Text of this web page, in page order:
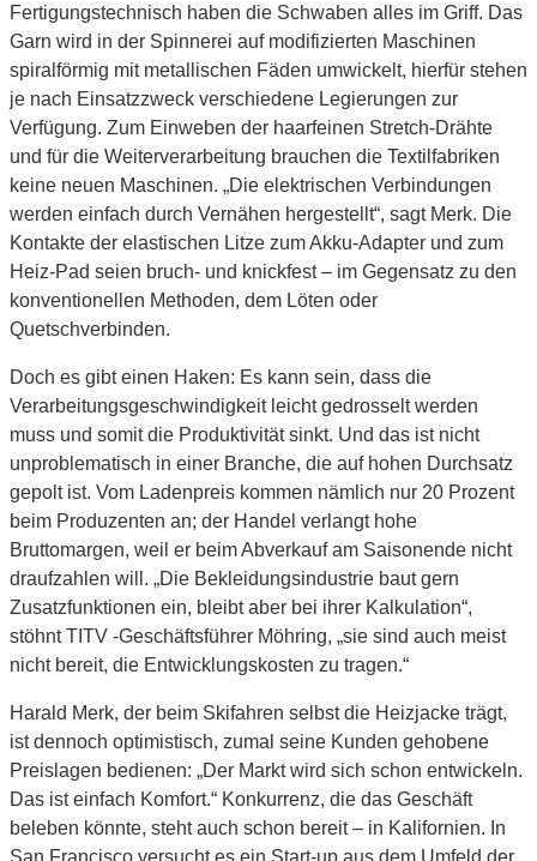
Fertigungstechnisch haben die Schwaben alles im Griff. Das
Garn wird in der Spinnerei auf modifizierten Maschinen
spiralförmig mit metallischen Fäden umwickelt, hierfür stehen
je nach Einsatzzweck verschiedene Legierungen zur
Verfügung. Zum Einweben der haarfeinen Stretch-Drähte
und für die Weiterverarbeitung brauchen die Textilfabriken
keine neuen Maschinen. „Die elektrischen Verbindungen
werden einfach durch Vernähen hergestellt“, sagt Merk. Die
Kontakte der elastischen Litze zum Akku-Adapter und zum
Heiz-Pad seien bruch- und knickfest – im Gegensatz zu den
konventionellen Methoden, dem Löten oder
Quetschverbinden.
Doch es gibt einen Haken: Es kann sein, dass die
Verarbeitungsgeschwindigkeit leicht gedrosselt werden
muss und somit die Produktivität sinkt. Und das ist nicht
unproblematisch in einer Branche, die auf hohen Durchsatz
gepolt ist. Vom Ladenpreis kommen nämlich nur 20 Prozent
beim Produzenten an; der Handel verlangt hohe
Bruttomargen, weil er beim Abverkauf am Saisonende nicht
draufzahlen will. „Die Bekleidungsindustrie baut gern
Zusatzfunktionen ein, bleibt aber bei ihrer Kalkulation“,
stöhnt TITV -Geschäftsführer Möhring, „sie sind auch meist
nicht bereit, die Entwicklungskosten zu tragen.“
Harald Merk, der beim Skifahren selbst die Heizjacke trägt,
ist dennoch optimistisch, zumal seine Kunden gehobene
Preislagen bedienen: „Der Markt wird sich schon entwickeln.
Das ist einfach Komfort.“ Konkurrenz, die das Geschäft
beleben könnte, steht auch schon bereit – in Kalifornien. In
San Francisco versucht es ein Start-up aus dem Umfeld der